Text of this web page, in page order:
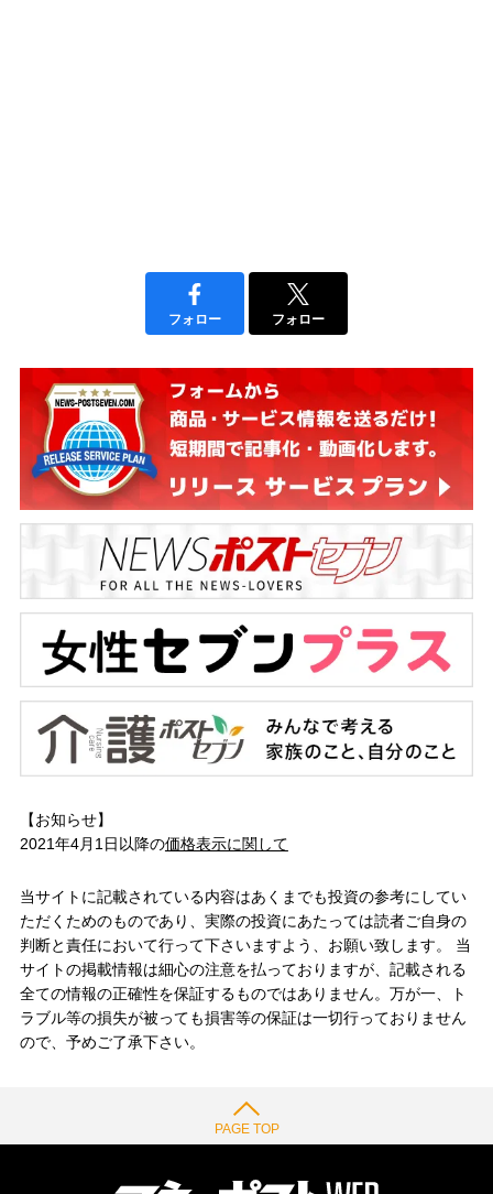
フォロー フォロー
【お知らせ】
2021年4月1日以降の価格表示に関して
当サイトに記載されている内容はあくまでも投資の参考にしてい
ただくためのものであり、実際の投資にあたっては読者ご自身の
判断と責任において行って下さいますよう、お願い致します。 当
サイトの掲載情報は細心の注意を払っておりますが、記載される
全ての情報の正確性を保証するものではありません。万が一、ト
ラブル等の損失が被っても損害等の保証は一切行っておりません
ので、予めご了承下さい。
PAGE TOP